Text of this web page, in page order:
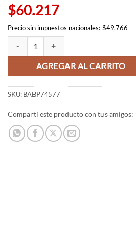
$60.217
Precio sin impuestos nacionales: $49.766
Memorable saga Sasuke Uchiha e
AGREGAR AL CARRITO
SKU: BABP74577
Compartí este producto con tus amigos: